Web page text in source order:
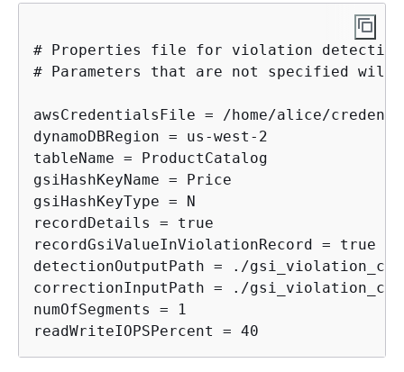
# Properties file for violation
# Parameters that are not specified will
awsCredentialsFile = /home/alice/
dynamoDBRegion = us-west-2
tableName = ProductCatalog
gsiHashKeyName = Price
gsiHashKeyType = N
recordDetails = true
recordGsiValueInViolationRecord = true
detectionOutputPath = ./
correctionInputPath = ./
numOfSegments = 1